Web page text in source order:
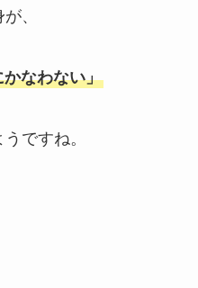
、
なわない」
ですね。